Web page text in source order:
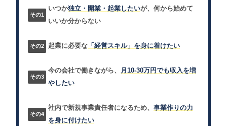
いつか独立・開業・起業したいが、何から始めて
いいか分からない
起業に必要な 「経営スキル」を身に着けたい
今の会社で働きながら、
月10-30万円でも収入を増
やしたい
社内で新規事業責任者になるため、事業作りの力
を身に付けたい